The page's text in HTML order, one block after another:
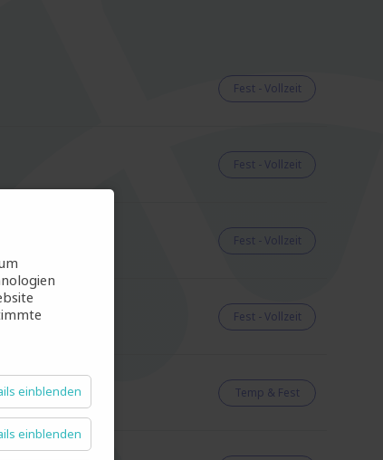
Fest - Vollzeit
Fest - Vollzeit
Fest - Vollzeit
Fest - Vollzeit
Temp & Fest
einblenden
einblenden